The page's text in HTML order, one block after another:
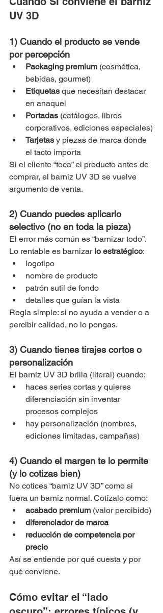
UV 3D
1) Cuando el producto se vende
por percepción
Packaging premium (cosmética,
bebidas, gourmet)
Etiquetas que necesitan destacar
en anaquel
Portadas (catálogos, libros
corporativos, ediciones especiales)
Tarjetas y piezas de marca donde
el tacto importa
Si el cliente “toca” el producto antes de
comprar, el barniz UV 3D se vuelve
argumento de venta.
2) Cuando puedes aplicarlo
selectivo (no en toda la pieza)
El error más común es “barnizar todo”.
Lo rentable es barnizar lo estratégico:
logotipo
nombre de producto
patrón sutil de fondo
detalles que guían la vista
Regla simple: si no ayuda a vender o a
percibir calidad, no lo pongas.
3) Cuando tienes tirajes cortos o
personalización
El barniz UV 3D brilla (literal) cuando:
haces series cortas y quieres
diferenciación sin inventar
procesos complejos
hay personalización (nombres,
ediciones limitadas, campañas)
4) Cuando el margen te lo permite
(y lo cotizas bien)
No cotices “barniz UV 3D” como si
fuera un barniz normal. Cotízalo como:
acabado premium (valor percibido)
diferenciador de marca
reducción de competencia por
precio
Así se entiende por qué cuesta y por
qué conviene.
Cómo evitar el “lado